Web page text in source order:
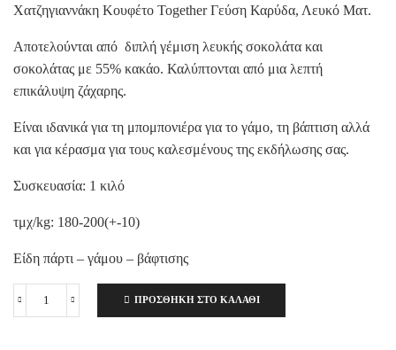
Χατζηγιαννάκη Κουφέτο Together Γεύση Καρύδα, Λευκό Ματ.
Αποτελούνται από διπλή γέμιση λευκής σοκολάτα και
σοκολάτας με 55% κακάο. Καλύπτονται από μια λεπτή
επικάλυψη ζάχαρης.
Είναι ιδανικά για τη μπομπονιέρα για το γάμο, τη βάπτιση αλλά
και για κέρασμα για τους καλεσμένους της εκδήλωσης σας.
Συσκευασία: 1 κιλό
τμχ/kg: 180-200(+-10)
Είδη πάρτι – γάμου – βάφτισης
Χατζηγιαννάκη
ΠΡΟΣΘΉΚΗ ΣΤΟ ΚΑΛΆΘΙ